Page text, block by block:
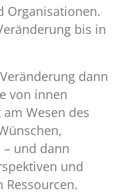
Organisationen.
bis in
dann
von innen
Wesen des
und dann
und
Ressourcen.